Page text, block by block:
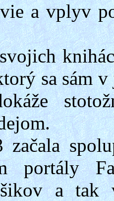
a vplyv
sa sám
portály
a tak